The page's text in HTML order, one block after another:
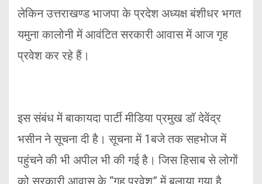
लेकिन उत्तराखण्ड भाजपा के प्रदेश अध्यक्ष बंशीधर भगत
यमुना कालोनी में आवंटित सरकारी आवास में आज गृह
प्रवेश कर रहे हैं।
इस संबंध में बाकायदा पार्टी मीडिया प्रमुख डॉ देवेंद्र
भसीन ने सूचना दी है। सूचना में 1बजे तक सहभोज में
पहुंचने की भी अपील भी की गई है। जिस हिसाब से लोगों
को सरकारी आवास के “गृह प्रवेश” में बुलाया गया है